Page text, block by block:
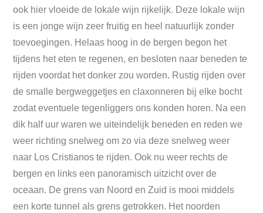
ook hier vloeide de lokale wijn rijkelijk. Deze lokale wijn
is een jonge wijn zeer fruitig en heel natuurlijk zonder
toevoegingen. Helaas hoog in de bergen begon het
tijdens het eten te regenen, en besloten naar beneden te
rijden voordat het donker zou worden. Rustig rijden over
de smalle bergweggetjes en claxonneren bij elke bocht
zodat eventuele tegenliggers ons konden horen. Na een
dik half uur waren we uiteindelijk beneden en reden we
weer richting snelweg om zo via deze snelweg weer
naar Los Cristianos te rijden. Ook nu weer rechts de
bergen en links een panoramisch uitzicht over de
oceaan. De grens van Noord en Zuid is mooi middels
een korte tunnel als grens getrokken. Het noorden